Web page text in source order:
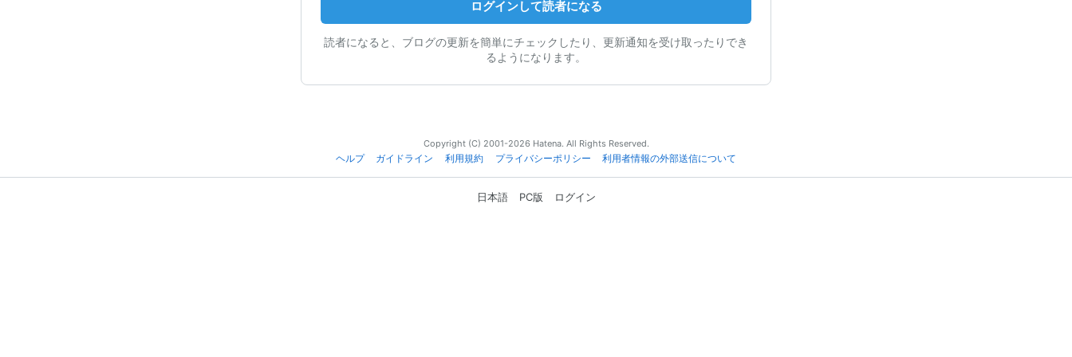
ログインして読者になる
読者になると、ブログの更新を簡単にチェックしたり、更新通知を受け取ったりでき
るようになります。
Copyright (C) 2001-2026 Hatena. All Rights Reserved.
ヘルプ
ガイドライン 利用規約 プライバシーポリシー 利用者情報の外部送信について
日本語 PC版 ログイン